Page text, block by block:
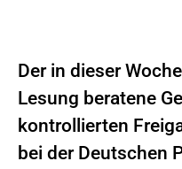
Der in dieser
Lesung beratene
kontrollierten
bei der Deutschen